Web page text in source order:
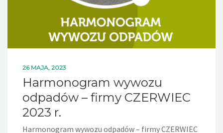
26 MAJA, 2023
Harmonogram wywozu
odpadów – firmy CZERWIEC
2023 r.
Harmonogram wywozu odpadów – firmy CZERWIEC